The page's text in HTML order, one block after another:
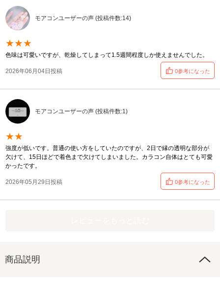
モアコンユーザーの声 (投稿件数:14)
★★★
色味は可愛いですが、乾燥してしまって1.5週間程度しか使えませんでした。
2026年06月04日投稿 0参考になった
モアコンユーザーの声 (投稿件数:1)
★★
強度が低いです。普通の使い方をしていたのですが、2日で縁の透明な部分が
欠けて、15日ほどで着色まで欠けてしまいました。カラコン自体はとても可愛
かったです。
2026年05月29日投稿 0参考になった
商品説明